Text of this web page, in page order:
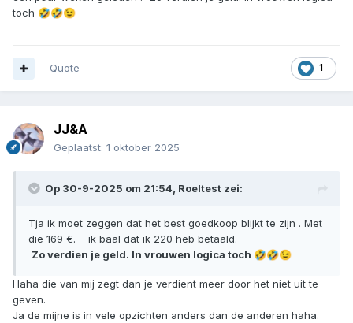
toch 🤣🤣😉
1
Quote
JJ&A
Geplaatst: 1 oktober 2025
Op 30-9-2025 om 21:54, Roeltest zei:
Tja ik moet zeggen dat het best goedkoop blijkt te zijn . Met
die 169 €. ik baal dat ik 220 heb betaald.
Zo verdien je geld. In vrouwen logica toch 🤣🤣😉
Haha die van mij zegt dan je verdient meer door het niet uit te
geven.
Ja de mijne is in vele opzichten anders dan de anderen haha.